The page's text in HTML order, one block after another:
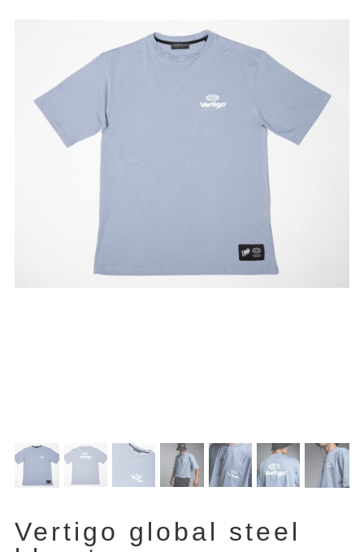
Vertigo global steel